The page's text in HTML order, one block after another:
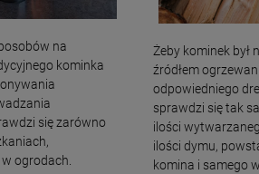
na
kominka
się zarówno
ogrodach.
Żeby kominek był
źródłem
odpowiedniego
sprawdzi się tak
ilości
ilości dymu,
komina i samego